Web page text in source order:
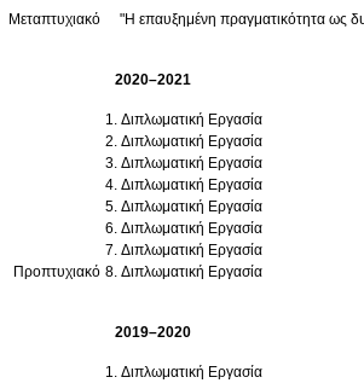
Μεταπτυχιακό "Η επαυξημένη πραγματικότητα ως
2020–2021
Προπτυχιακό
Διπλωματική Εργασία
Διπλωματική Εργασία
Διπλωματική Εργασία
Διπλωματική Εργασία
Διπλωματική Εργασία
Διπλωματική Εργασία
Διπλωματική Εργασία
Διπλωματική Εργασία
2019–2020
Διπλωματική Εργασία